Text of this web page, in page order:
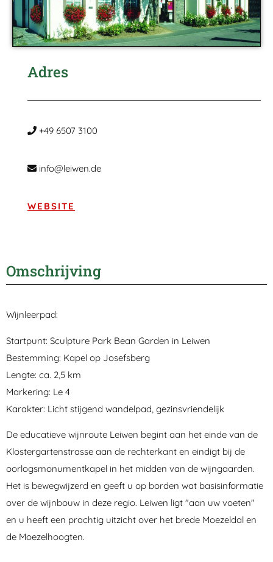
Adres
+49 6507 3100
info@leiwen.de
WEBSITE
Omschrijving
Wijnleerpad:
Startpunt: Sculpture Park Bean Garden in Leiwen
Bestemming: Kapel op Josefsberg
Lengte: ca. 2,5 km
Markering: Le 4
Karakter: Licht stijgend wandelpad, gezinsvriendelijk
De educatieve wijnroute Leiwen begint aan het einde van de
Klostergartenstrasse aan de rechterkant en eindigt bij de
oorlogsmonumentkapel in het midden van de wijngaarden.
Het is bewegwijzerd en geeft u op borden wat basisinformatie
over de wijnbouw in deze regio. Leiwen ligt "aan uw voeten"
en u heeft een prachtig uitzicht over het brede Moezeldal en
de Moezelhoogten.